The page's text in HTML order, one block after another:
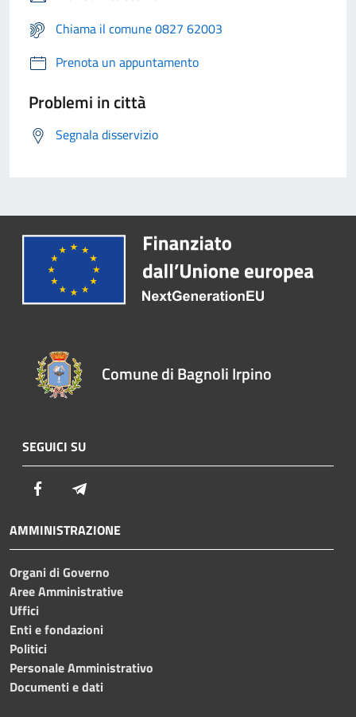
Chiama il comune 0827 62003
Prenota un appuntamento
Problemi in città
Segnala disservizio
Comune di Bagnoli Irpino
SEGUICI SU
Facebook
AMMINISTRAZIONE
Organi di Governo
Aree Amministrative
Uffici
Enti e fondazioni
Politici
Personale Amministrativo
Documenti e dati